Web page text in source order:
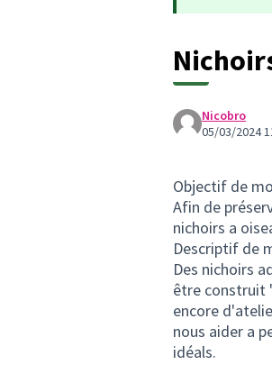
Nicobro
05/03/2024
Objectif de
Afin de
nichoirs a
Descriptif de
Des nichoirs
être construit
encore
nous aider a
idéals.